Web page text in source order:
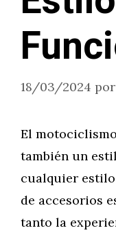
18/03/2024 por
El
también un
cualquier estilo
de accesorios
tanto la